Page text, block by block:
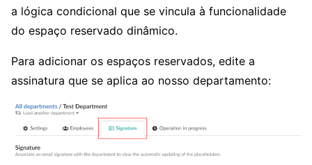
a lógica condicional que se vincula à funcionalidade
do espaço reservado dinâmico.
Para adicionar os espaços reservados, edite a
assinatura que se aplica ao nosso departamento: